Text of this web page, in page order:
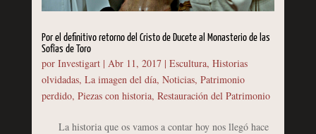
Por el definitivo retorno del Cristo de Ducete al Monasterio de las
Sofías de Toro
por Investigart| Abr 11, 2017| Escultura, Historias
olvidadas, La imagen del día, Noticias, Patrimonio
perdido, Piezas con historia, Restauración del Patrimonio
La historia que os vamos a contar hoy nos llegó hace